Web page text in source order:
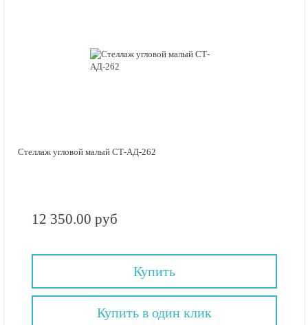
Стеллаж угловой малый СТ-АД-262
12 350.00 руб
Купить
Купить в один клик